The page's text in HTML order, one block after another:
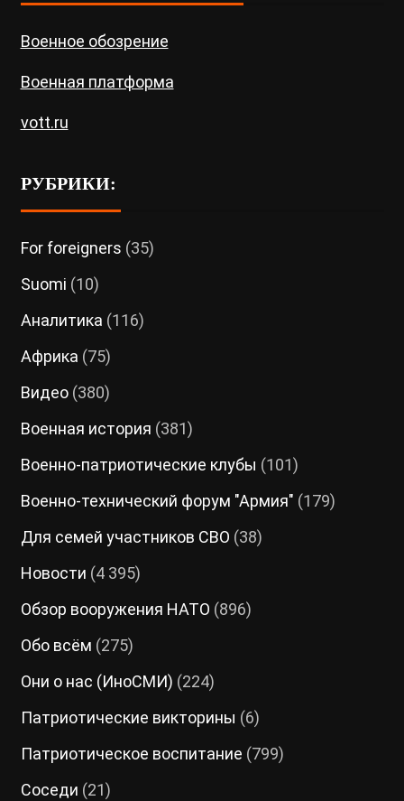
Военное обозрение
Военная платформа
vott.ru
РУБРИКИ:
For foreigners (35)
Suomi (10)
Аналитика (116)
Африка (75)
Видео(380)
Военная история (381)
Военно-патриотические клубы (101)
Военно-технический форум "Армия" (179)
Для семей участников СВО (38)
Новости (4 395)
Обзор вооружения НАТО (896)
Обо всём (275)
Они о нас (ИноСМИ) (224)
Патриотические викторины (6)
Патриотическое воспитание (799)
Соседи (21)